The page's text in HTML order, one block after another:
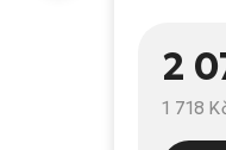
2
1 718